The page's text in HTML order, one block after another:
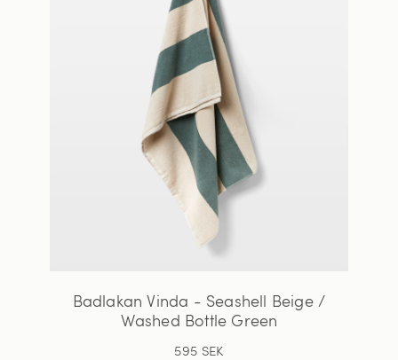
Badlakan Vinda - Seashell Beige /
Washed Bottle Green
595 SEK